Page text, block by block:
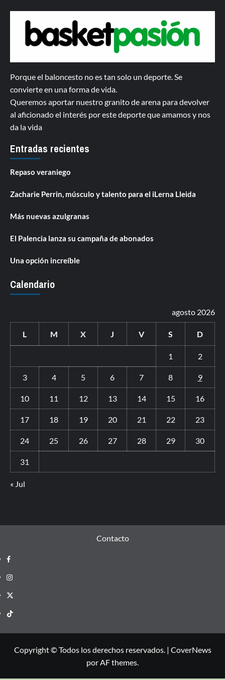
Porque el baloncesto no es tan solo un deporte. Se
convierte en una forma de vida.
Queremos aportar nuestro granito de arena para devolver
al aficionado el interés por este deporte que amamos y nos
da la vida
Entradas recientes
Repaso veraniego
Zacharie Perrin, músculo y talento para el iLerna Lleida
Más nuevas azulgranas
El Palencia lanza su campaña de abonados
Una opción increíble
Calendario
agosto 2026
L M X J V S D
1 2
3 4 5 6 7 8 9
10 11 12 13 14 15 16
17 18 19 20 21 22 23
24 25 26 27 28 29 30
31
« Jul
Contacto
Copyright © Todos los derechos reservados. | CoverNews
por AF themes.